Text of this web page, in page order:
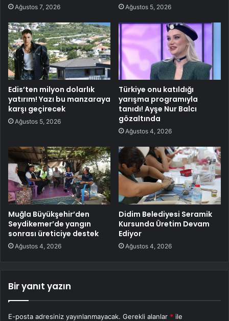
Ağustos 7, 2026 Ağustos 5, 2026
Edis’ten milyon dolarlık
yatırım! Yazı bu manzaraya
karşı geçirecek
Ağustos 5, 2026
Türkiye onu katıldığı
yarışma programıyla
tanıdı! Ayşe Nur Balcı
gözaltında
Ağustos 4, 2026
Muğla Büyükşehir’den
Seydikemer’de yangın
sonrası üreticiye destek
Ağustos 4, 2026
Didim Belediyesi Seramik
Kursunda Üretim Devam
Ediyor
Ağustos 4, 2026
Bir yanıt yazın
E-posta adresiniz yayınlanmayacak. Gerekli alanlar * ile